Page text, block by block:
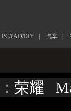
PC/PAD/DIY 汽车
荣耀